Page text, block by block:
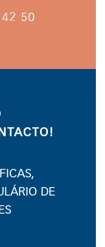
50
DE